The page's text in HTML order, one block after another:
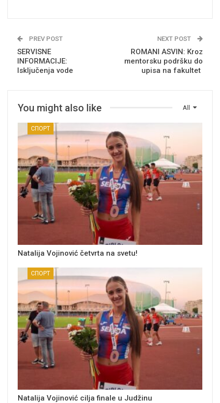
PREV POST
SERVISNE
INFORMACIJE:
Isključenja vode
NEXT POST
ROMANI ASVIN: Kroz
mentorsku podršku do
upisa na fakultet
All
You might also like
СПОРТ
Natalija Vojinović četvrta na svetu!
СПОРТ
Natalija Vojinović cilja finale u Judžinu